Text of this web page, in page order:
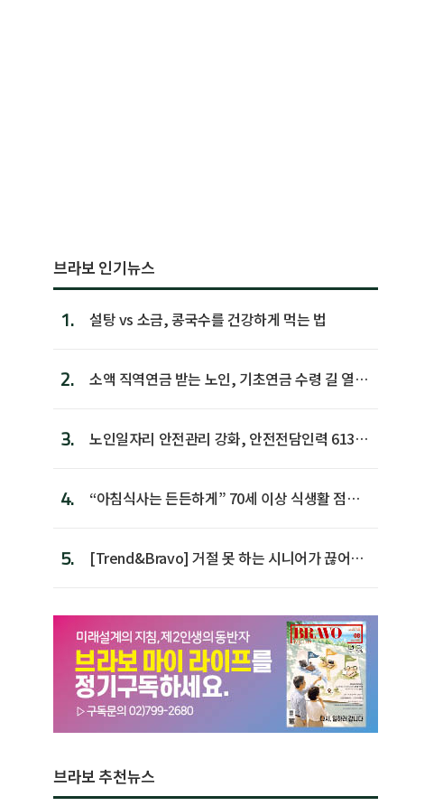
브라보 인기뉴스
1. 설탕 vs 소금, 콩국수를 건강하게 먹는 법
2.
소액 직역연금 받는 노인, 기초연금 수령 길 열린
3.
노인일자리 안전관리 강화, 안전전담인력 613명
4.
“아침식사는 든든하게” 70세 이상 식생활 점수
5.
[Trend&Bravo] 거절 못 하는 시니어가 끊어야
브라보 추천뉴스